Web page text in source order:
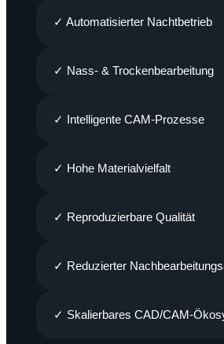
✓ Automatisierter Nachtbetrieb
✓ Nass- & Trockenbearbeitung
✓ Intelligente CAM-Prozesse
✓ Hohe Materialvielfalt
✓ Reproduzierbare Qualität
✓ Reduzierter
✓ Skalierbares CAD/CAM-